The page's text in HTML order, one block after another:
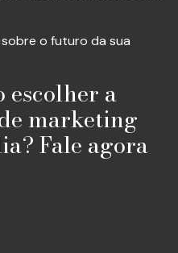
o futuro da sua
escolher a
marketing
Fale agora